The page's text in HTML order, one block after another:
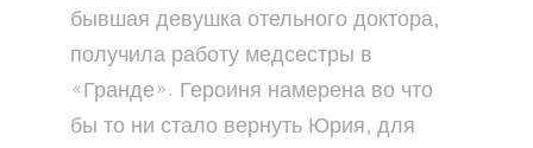
бывшая девушка отельного доктора,
получила работу медсестры в
«Гранде». Героиня намерена во что
бы то ни стало вернуть Юрия, для